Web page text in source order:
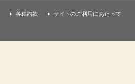
各種約款 サイトのご利用にあたって